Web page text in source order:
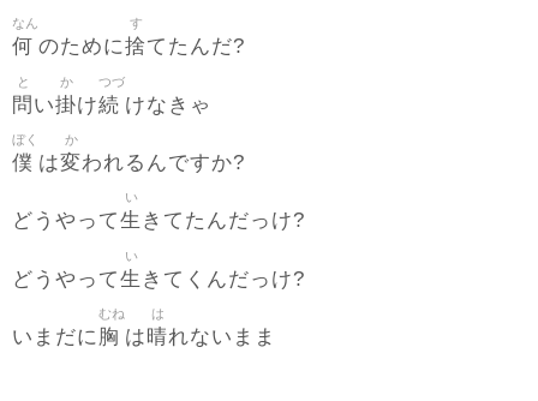
何
なん
のために捨
す
てたんだ?
問
と
い掛
か
け続
つづ
けなきゃ
僕
ぼく
は変
か
われるんですか?
どうやって生
い
きてたんだっけ?
どうやって生
い
きてくんだっけ?
いまだに胸
むね
は晴
は
れないまま